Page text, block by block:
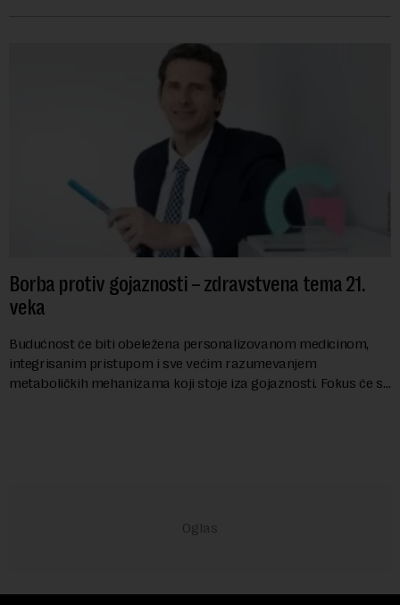
Borba protiv gojaznosti – zdravstvena tema 21.
veka
Budućnost će biti obeležena personalizovanom medicinom,
integrisanim pristupom i sve većim razumevanjem
metaboličkih mehanizama koji stoje iza gojaznosti. Fokus će se